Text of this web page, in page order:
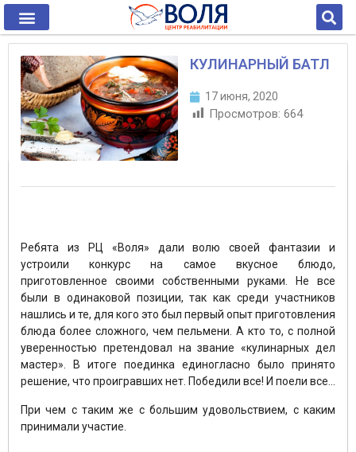
КУЛИНАРНЫЙ БАТЛ
17 июня, 2020
Просмотров: 664
Ребята из РЦ «Воля» дали волю своей фантазии и
устроили конкурс на самое вкусное блюдо,
приготовленное своими собственными руками. Не все
были в одинаковой позиции, так как среди участников
нашлись и те, для кого это был первый опыт приготовления
блюда более сложного, чем пельмени. А кто то, с полной
уверенностью претендовал на звание «кулинарных дел
мастер». В итоге поединка единогласно было принято
решение, что проигравших нет. Победили все! И поели все…
При чем с таким же с большим удовольствием, с каким
принимали участие.